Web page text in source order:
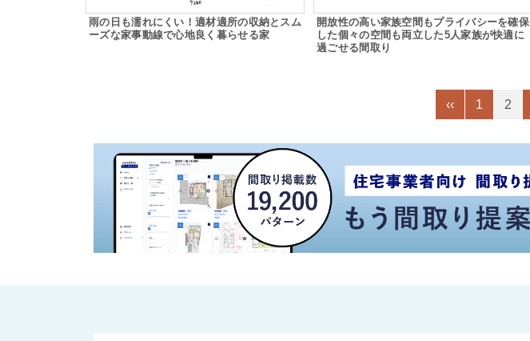
雨の日も濡れにくい！適材適所の収納とスム
ーズな家事動線で心地良く暮らせる家
開放性の高い家族空間もプライバシーを確保
した個々の空間も両立した5人家族が快適に
過ごせる間取り
‹‹ 1 2